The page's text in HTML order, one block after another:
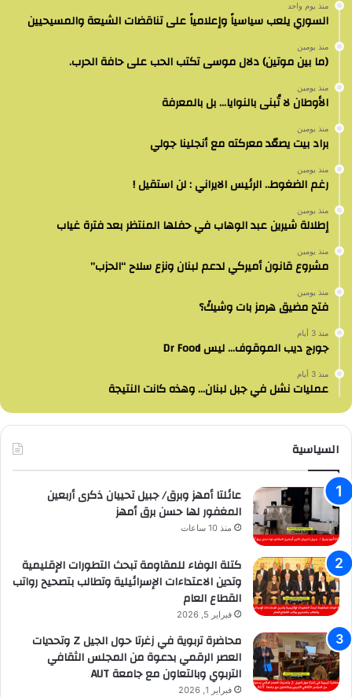
منذ يوم واحد
السوري يلعب سياسياً وإعلامياً على تناقضات الشيعة والمسيحيين
منذ يومين
(ما بين موتين) دلال موسى تكتب الحب على حافة الحرب.
منذ يومين
الأوطان لا تُبنى بالنوايا… بل بالمعرفة
منذ يومين
براد بيت يصعّد معركته مع أنجلينا جولي
منذ يومين
رغم الضغوط.. الرئيس الايراني : لن استقيل !
منذ يومين
إطلالة شيرين عبد الوهاب في حفلها المنتظر بعد فترة غياب
منذ يومين
مشروع قانون أميركي لدعم لبنان ونزع سلاح “الحزب”
منذ يومين
فتح مضيق هرمز بات وشيكً؟
منذ 3 أيام
جورج ديب الموقوف… ليس Dr Food
منذ 3 أيام
عمليات نشل في جبل لبنان… وهذه كانت النتيجة
السياسية
عائلتا أمهز وبرق/ جبيل تحييان ذكرى أربعين
المغفور لها حسن برق أمهز
منذ 10 ساعات
كتلة الوفاء للمقاومة تبحث التطورات الإقليمية
وتدين الاعتداءات الإسرائيلية وتطالب بتصحيح رواتب
القطاع العام
فبراير 5, 2026
محاضرة تربوية في زغرتا حول الجيل Z وتحديات
العصر الرقمي بدعوة من المجلس الثقافي
التربوي وبالتعاون مع جامعة AUT
فبراير 1, 2026